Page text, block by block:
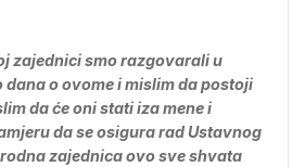
zajednici smo razgovarali u
o ovome i mislim da postoji
da će oni stati iza mene i
da se osigura rad Ustavnog
zajednica ovo sve shvata